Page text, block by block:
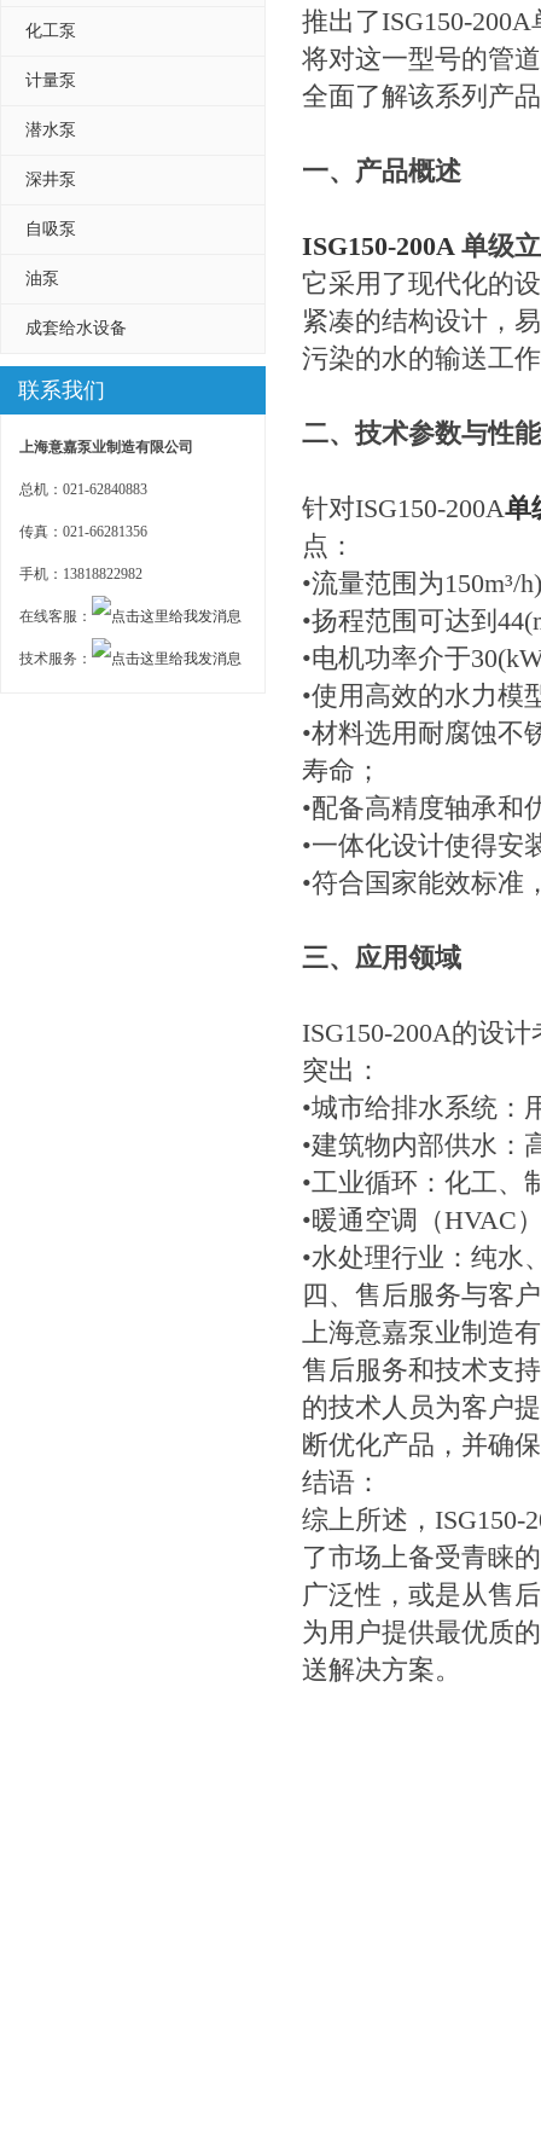
化工泵
计量泵
潜水泵
深井泵
自吸泵
油泵
成套给水设备
联系我们
上海意嘉泵业制造有限公司
总机：021-62840883
传真：021-66281356
手机：13818822982
在线客服：
技术服务：
推出了ISG150-
将对这一型号的管
全面了解该系列产
一、产品概述
ISG150-200A单级
它采用了现代化的
紧凑的结构设计，
污染的水的输送工
二、技术参数与性
针对ISG150-200A单
点：
•流量范围为150m³/
•扬程范围可达到
•电机功率介于
•使用高效的水力模
•材料选用耐腐蚀不
寿命；
•配备高精度轴承和
•一体化设计使得安
•符合国家能效标准
三、应用领域
ISG150-200A的设
突出：
•城市给排水系统：
•建筑物内部供水：
•工业循环：化工、
•暖通空调（HVAC
•水处理行业：纯水
四、售后服务与客
上海意嘉泵业制造
售后服务和技术支
的技术人员为客户
断优化产品，并确
结语：
综上所述，ISG150-
了市场上备受青睐
广泛性，或是从售
为用户提供最优质
送解决方案。